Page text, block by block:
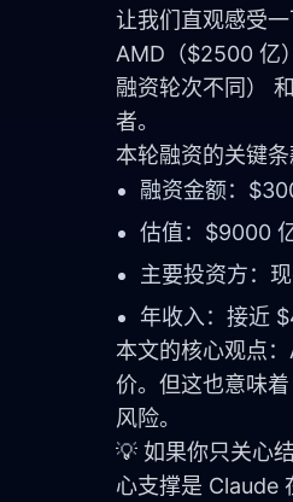
让我们直观感受
AMD（$2500 亿
融资轮次不同）
者。
本轮融资的关键条
融资金额：
估值：$9000
主要投资方：
年收入：接近
本文的核心观点
价。但这也意味
风险。
💡 如果你只关心
心支撑是 Claude